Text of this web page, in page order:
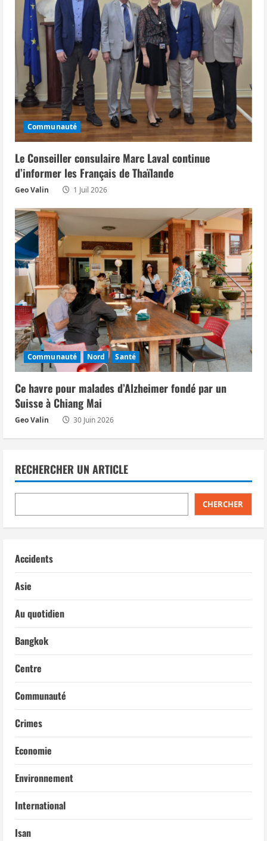
Communauté
Le Conseiller consulaire Marc Laval continue
d’informer les Français de Thaïlande
Geo Valin 1 Juil 2026
Communauté Nord Santé
Ce havre pour malades d’Alzheimer fondé par un
Suisse à Chiang Mai
Geo Valin 30 Juin 2026
RECHERCHER UN ARTICLE
CHERCHER
Accidents
Asie
Au quotidien
Bangkok
Centre
Communauté
Crimes
Economie
Environnement
International
Isan